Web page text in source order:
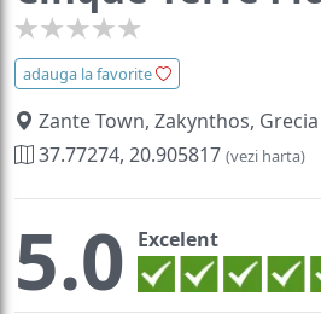
adauga la favorite
Zante Town, Zakynthos, Grecia
37.77274, 20.905817 (vezi harta)
5.0 Excelent